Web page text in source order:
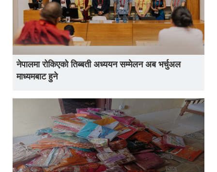
नेपालमा रोकिएको तिब्बती अध्ययन सम्मेलन अब भर्चुअल
माध्यमबाट हुने